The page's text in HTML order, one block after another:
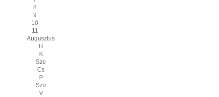
8
9
10
11
Augusztus
H
K
Sze
Cs
P
Szo
V